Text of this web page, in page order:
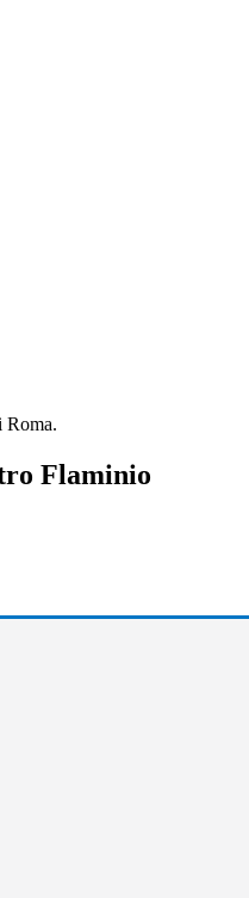
Roma.
Flaminio